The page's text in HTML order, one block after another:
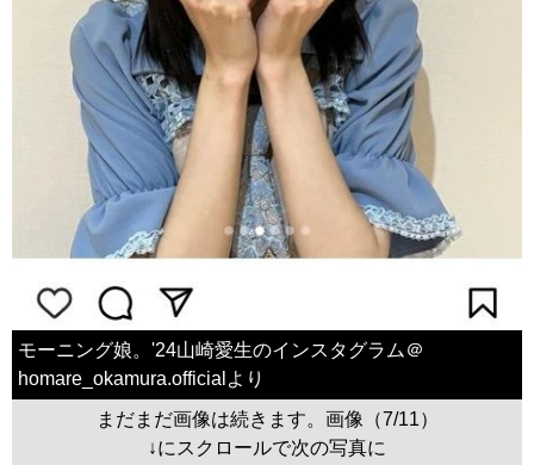
モーニング娘。'24山崎愛生のインスタグラム＠
homare_okamura.officialより
まだまだ画像は続きます。画像（7/11）
↓にスクロールで次の写真に